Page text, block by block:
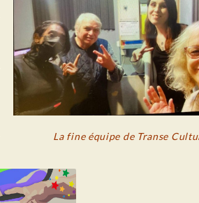
La fine équipe de Transe